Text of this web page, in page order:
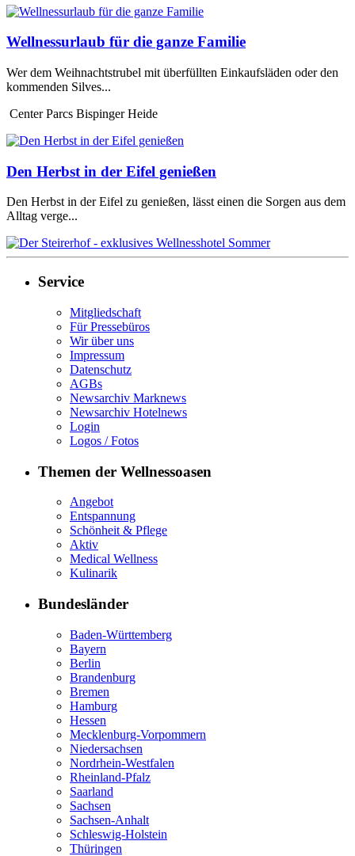
Wellnessurlaub für die ganze Familie
Wer dem Weihnachtstrubel mit überfüllten Einkaufsläden oder den
kommenden Silves...
Center Parcs Bispinger Heide
Den Herbst in der Eifel genießen
Den Herbst in der Eifel zu genießen, lässt einen die Sorgen aus dem
Alltag verge...
Service
Mitgliedschaft
Für Pressebüros
Wir über uns
Impressum
Datenschutz
AGBs
Newsarchiv Marknews
Newsarchiv Hotelnews
Login
Logos / Fotos
Themen der Wellnessoasen
Angebot
Entspannung
Schönheit & Pflege
Aktiv
Medical Wellness
Kulinarik
Bundesländer
Baden-Württemberg
Bayern
Berlin
Brandenburg
Bremen
Hamburg
Hessen
Mecklenburg-Vorpommern
Niedersachsen
Nordrhein-Westfalen
Rheinland-Pfalz
Saarland
Sachsen
Sachsen-Anhalt
Schleswig-Holstein
Thüringen